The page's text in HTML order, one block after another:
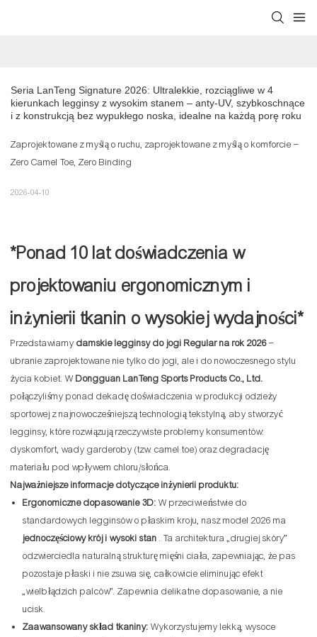
Seria LanTeng Signature 2026: Ultralekkie, rozciągliwe w 4
kierunkach legginsy z wysokim stanem – anty-UV, szybkoschnące
i z konstrukcją bez wypukłego noska, idealne na każdą porę roku
Zaprojektowane z myślą o ruchu, zaprojektowane z myślą o komforcie –
Zero Camel Toe, Zero Binding
2026-04-10
*Ponad 10 lat doświadczenia w
projektowaniu ergonomicznym i
inżynierii tkanin o wysokiej wydajności*
Przedstawiamy damskie legginsy do jogi Regular na rok 2026–
ubranie zaprojektowane nie tylko do jogi, ale i do nowoczesnego stylu
życia kobiet. WDongguan LanTeng Sports Products Co., Ltd.
połączyliśmy ponad dekadę doświadczenia w produkcji odzieży
sportowej z najnowocześniejszą technologią tekstylną, aby stworzyć
legginsy, które rozwiązują rzeczywiste problemy konsumentów:
dyskomfort, wady garderoby (tzw. camel toe) oraz degradację
materiału pod wpływem chloru/słońca.
Najważniejsze informacje dotyczące inżynierii produktu:
Ergonomiczne dopasowanie 3D: W przeciwieństwie do
standardowych legginsów o płaskim kroju, nasz model 2026 ma
jednoczęściowy krój i wysoki stan . Ta architektura „drugiej skóry”
odzwierciedla naturalną strukturę mięśni ciała, zapewniając, że pas
pozostaje płaski i nie zsuwa się, całkowicie eliminując efekt
„wielbłądzich palców”. Zapewnia delikatne dopasowanie, a nie
ucisk.
Zaawansowany skład tkaniny: Wykorzystujemy lekką, wysoce